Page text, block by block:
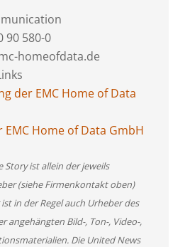
90 580-0
homeofdata.de
der EMC Home of Data
EMC Home of Data GmbH
Story ist allein der jeweils
(siehe Firmenkontakt oben)
in der Regel auch Urheber des
angehängten Bild-, Ton-, Video-,
Die United News